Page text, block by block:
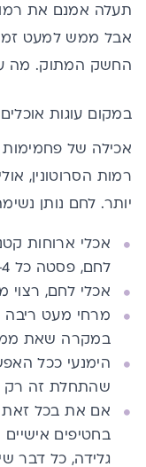
תעלה אמנם את
אבל ממש למעט
החשק המתוק. מה
במקום עוגות
אכילה של
רמות הסרוטונין,
יותר. לחם נותן
אכלי ארוחות
לחם, פסטה כל 3-4 שעות
אכלי לחם, רצוי
מרחי מעט ריבה
במקרה שאת
הימנעי ככל
שהתחלת זה רק
אם את בכל זאת
בחטיפים אישיים
גלידה, כל דבר